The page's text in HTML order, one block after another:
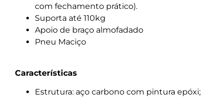
com fechamento prático).
Suporta até 110kg
Apoio de braço almofadado
Pneu Maciço
Características
Estrutura: aço carbono com pintura epóxi;